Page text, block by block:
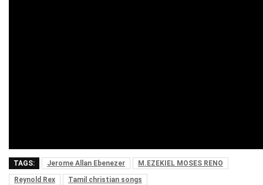
TAGS: Jerome Allan Ebenezer
M.EZEKIEL MOSES RENO
Reynold Rex
Tamil christian songs